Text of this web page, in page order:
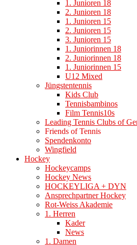
1. Junioren 18
2. Junioren 18
1. Junioren 15
2. Junioren 15
3. Junioren 15
1. Juniorinnen 18
2. Juniorinnen 18
1. Juniorinnen 15
U12 Mixed
Jüngstentennis
Kids Club
Tennisbambinos
Film Tennis10s
Leading Tennis Clubs of
Friends of Tennis
Spendenkonto
Wingfield
Hockey
Hockeycamps
Hockey News
HOCKEYLIGA + DYN
Ansprechpartner Hockey
Rot-Weiss Akademie
1. Herren
Kader
News
1. Damen